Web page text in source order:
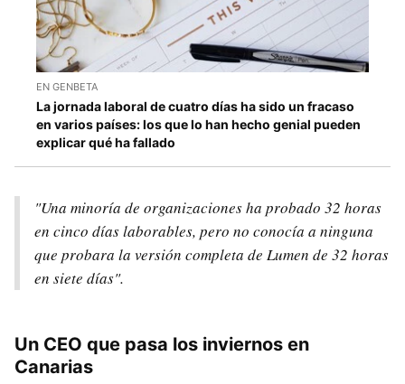
EN GENBETA
La jornada laboral de cuatro días ha sido un fracaso
en varios países: los que lo han hecho genial pueden
explicar qué ha fallado
"Una minoría de organizaciones ha probado 32 horas
en cinco días laborables, pero no conocía a ninguna
que probara la versión completa de Lumen de 32 horas
en siete días".
Un CEO que pasa los inviernos en
Canarias